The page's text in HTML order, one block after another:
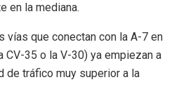
en la mediana.
vías que conectan con la A-7 en
CV-35 o la V-30) ya empiezan a
de tráfico muy superior a la